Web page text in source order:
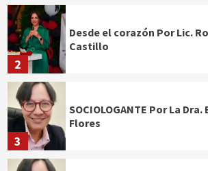
2
Desde el corazón Por Lic.
Castillo
3
SOCIOLOGANTE Por La
Flores